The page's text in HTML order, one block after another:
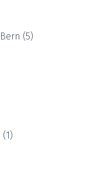
Bern (5)
(1)